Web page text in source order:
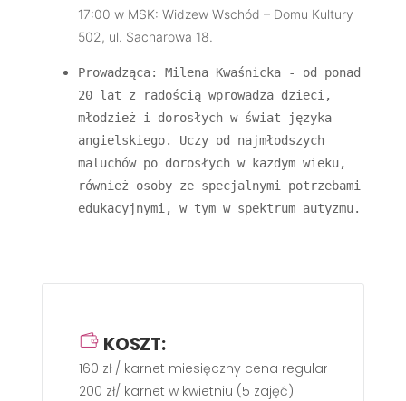
17:00 w MSK: Widzew Wschód – Domu Kultury
502, ul. Sacharowa 18.
Prowadząca: Milena Kwaśnicka - od ponad
20 lat z radością wprowadza dzieci,
młodzież i dorosłych w świat języka
angielskiego. Uczy od najmłodszych
maluchów po dorosłych w każdym wieku,
również osoby ze specjalnymi potrzebami
edukacyjnymi, w tym w spektrum autyzmu.
KOSZT:
160 zł / karnet miesięczny cena regularna
200 zł/ karnet w kwietniu (5 zajęć)